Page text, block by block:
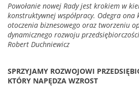
Powołanie nowej Rady jest krokiem w
konstruktywnej współpracy. Odegra
otoczenia biznesowego oraz tworzeniu
dynamicznego rozwoju
Robert Duchniewicz
SPRZYJAMY ROZWOJOWI
KTÓRY NAPĘDZA WZROST